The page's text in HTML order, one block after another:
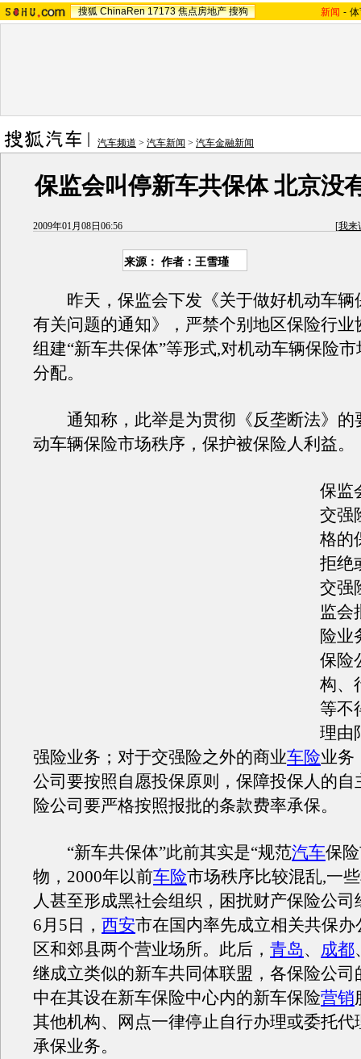
搜狐 ChinaRen 17173 焦点房地产 搜狗 新闻 -
汽车频道 > 汽车新闻 > 汽车金融新闻
保监会叫停新车共保体 北京没
2009年01月08日06:56 [我来
来源： 作者：王雪瑾
昨天，保监会下发《关于做好机动车辆
有关问题的通知》，严禁个别地区保险行业
组建“新车共保体”等形式,对机动车辆保险
分配。
通知称，此举是为贯彻《反垄断法》的
动车辆保险市场秩序，保护被保险人利益。
保监
交强
格的
拒绝
交强
监会
险业
保险
构、
等不
理由
强险业务；对于交强险之外的商业车险业务
公司要按照自愿投保原则，保障投保人的自
险公司要严格按照报批的条款费率承保。
“新车共保体”此前其实是“规范汽车保
物，2000年以前车险市场秩序比较混乱,一
人甚至形成黑社会组织，困扰财产保险公司
6月5日， 西安市在国内率先成立相关共保办
区和郊县两个营业场所。此后， 青岛、 成都
继成立类似的新车共同体联盟，各保险公司
中在其设在新车保险中心内的新车保险营销
其他机构、网点一律停止自行办理或委托代
承保业务。